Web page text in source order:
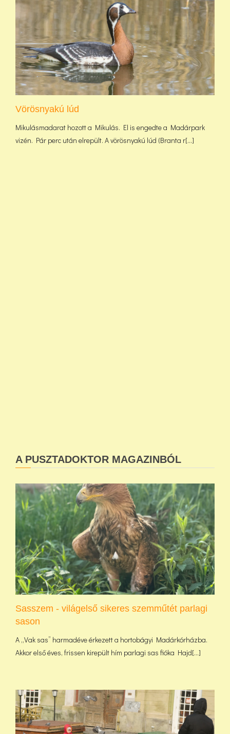
Vörösnyakú lúd
Mikulásmadarat hozott a Mikulás. El is engedte a Madárpark
vizén. Pár perc után elrepült. A vörösnyakú lúd (Branta r[...]
A PUSZTADOKTOR MAGAZINBÓL
Sasszem - világelső sikeres szemműtét parlagi
sason
A „Vak sas” harmadéve érkezett a hortobágyi Madárkórházba.
Akkor első éves, frissen kirepült hím parlagi sas fióka Hajd[...]